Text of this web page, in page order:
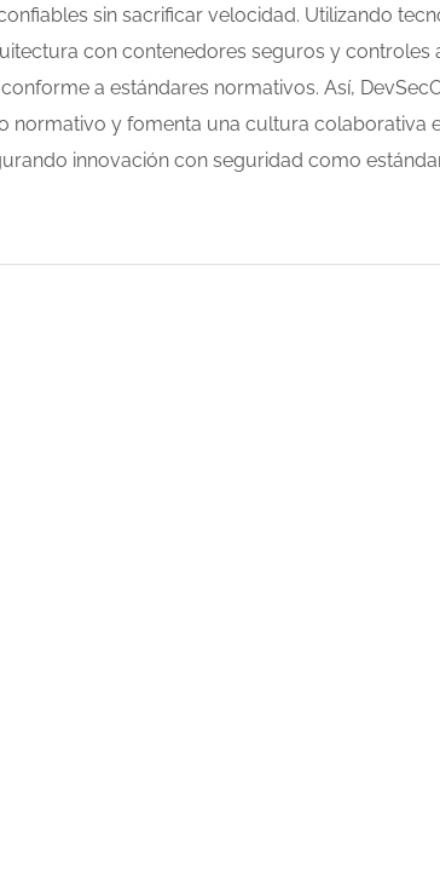
sin sacrificar velocidad. Utilizando
con contenedores seguros y controles
a estándares normativos. Así,
normativo y fomenta una cultura colaborativa
innovación con seguridad como